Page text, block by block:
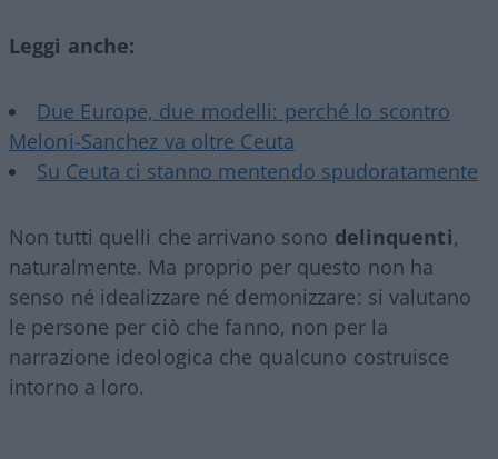
Leggi anche:
Due Europe, due modelli: perché lo scontro
Meloni-Sanchez va oltre Ceuta
Su Ceuta ci stanno mentendo spudoratamente
Non tutti quelli che arrivano sono delinquenti,
naturalmente. Ma proprio per questo non ha
senso né idealizzare né demonizzare: si valutano
le persone per ciò che fanno, non per la
narrazione ideologica che qualcuno costruisce
intorno a loro.